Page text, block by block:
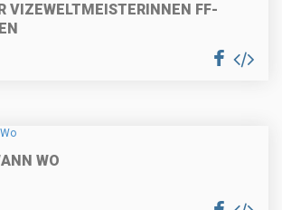
VIZEWELTMEISTERINNEN FF-
WO